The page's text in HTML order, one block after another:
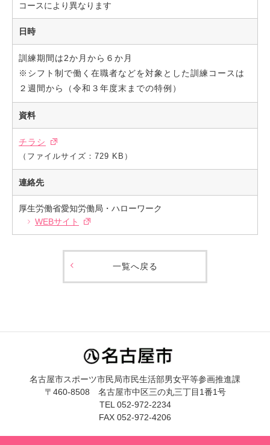
コースにより異なります
日時
訓練期間は2か月から６か月
※シフト制で働く在職者などを対象とした訓練コースは
２週間から（令和３年度末までの特例）
資料
チラシ
（ファイルサイズ：729 KB）
連絡先
厚生労働省愛知労働局・ハローワーク
WEBサイト
一覧へ戻る
名古屋市スポーツ市民局市民生活部男女平等参画推進課
〒460-8508 名古屋市中区三の丸三丁目1番1号
TEL 052-972-2234
FAX 052-972-4206